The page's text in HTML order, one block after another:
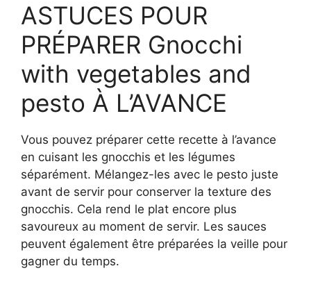
ASTUCES POUR
PRÉPARER Gnocchi
with vegetables and
pesto À L’AVANCE
Vous pouvez préparer cette recette à l’avance
en cuisant les gnocchis et les légumes
séparément. Mélangez-les avec le pesto juste
avant de servir pour conserver la texture des
gnocchis. Cela rend le plat encore plus
savoureux au moment de servir. Les sauces
peuvent également être préparées la veille pour
gagner du temps.